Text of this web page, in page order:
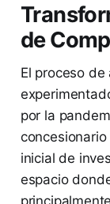
de
El proceso
por la
inicial de
espacio